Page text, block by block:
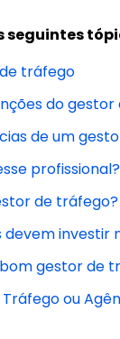
seguintes
tráfego
do
de um
profissional?
de tráfego?
devem investir
gestor de
ou